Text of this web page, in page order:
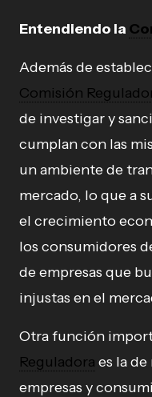
Entendiendo la
Además de
Comisión
de investigar y
cumplan con las
un ambiente de
mercado, lo que a
el crecimiento
los consumidores
de empresas que
injustas en el
Otra función
Reguladora es la
empresas y